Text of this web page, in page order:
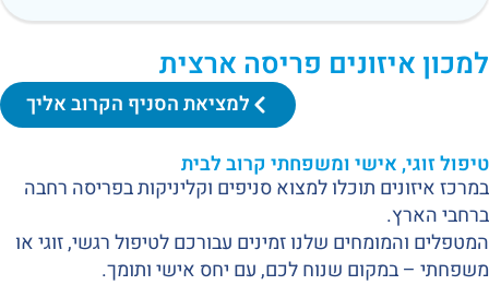
למכון איזונים פריסה ארצית
למציאת הסניף הקרוב אליך
טיפול זוגי, אישי ומשפחתי קרוב לבית
במרכז איזונים תוכלו למצוא סניפים וקליניקות בפריסה רחבה
ברחבי הארץ.
המטפלים והמומחים שלנו זמינים עבורכם לטיפול רגשי, זוגי או
משפחתי – במקום שנוח לכם, עם יחס אישי ותומך.